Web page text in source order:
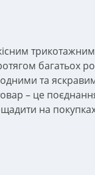
трикотажним
багатьох
та
– це
на